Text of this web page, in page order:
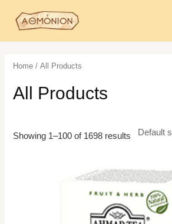
content
Home / All Products
All Products
Showing 1–100 of 1698 results